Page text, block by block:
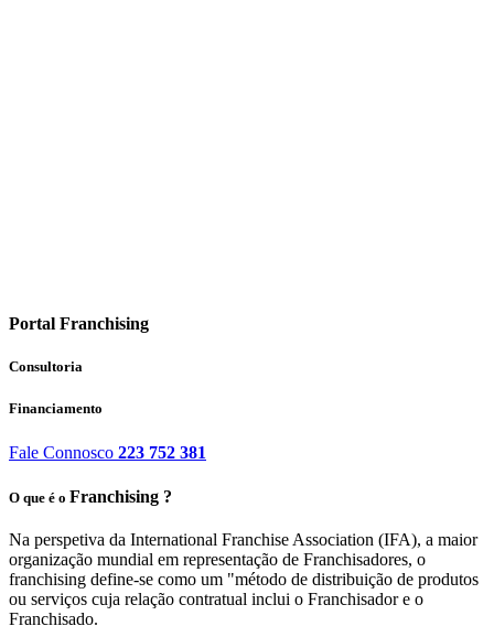
Portal Franchising
Consultoria
Financiamento
Fale Connosco 223 752 381
O que é o Franchising ?
Na perspetiva da International Franchise Association (IFA), a maior
organização mundial em representação de Franchisadores, o
franchising define-se como um "método de distribuição de produtos
ou serviços cuja relação contratual inclui o Franchisador e o
Franchisado.